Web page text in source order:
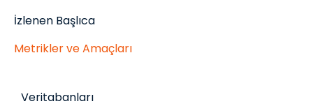
İzlenen Başlıca
Metrikler ve Amaçları
Veritabanları